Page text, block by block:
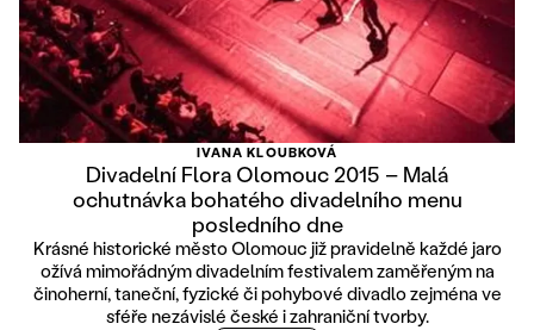
IVANA KLOUBKOVÁ
Divadelní Flora Olomouc 2015 – Malá
ochutnávka bohatého divadelního menu
posledního dne
Krásné historické město Olomouc již pravidelně každé jaro
ožívá mimořádným divadelním festivalem zaměřeným na
činoherní, taneční, fyzické či pohybové divadlo zejména ve
sféře nezávislé české i zahraniční tvorby.